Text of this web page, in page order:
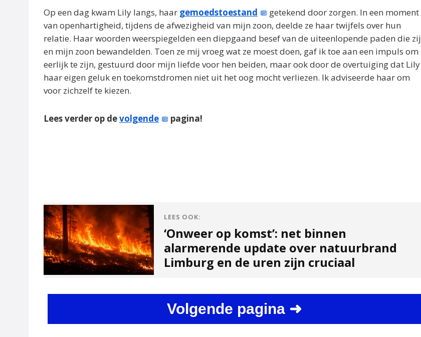
Op een dag kwam Lily langs, haar gemoedstoestand
getekend door zorgen. In een moment
van openhartigheid, tijdens de afwezigheid van mijn zoon, deelde ze haar twijfels over hun
relatie. Haar woorden weerspiegelden een diepgaand besef van de uiteenlopende paden die zij
en mijn zoon bewandelden. Toen ze mij vroeg wat ze moest doen, gaf ik toe aan een impuls om
eerlijk te zijn, gestuurd door mijn liefde voor hen beiden, maar ook door de overtuiging dat Lily
haar eigen geluk en toekomstdromen niet uit het oog mocht verliezen. Ik adviseerde haar om
voor zichzelf te kiezen.
Lees verder op devolgende pagina!
LEES OOK:
‘Onweer op komst’: net binnen
alarmerende update over natuurbrand
Limburg en de uren zijn cruciaal
Volgende pagina ➜